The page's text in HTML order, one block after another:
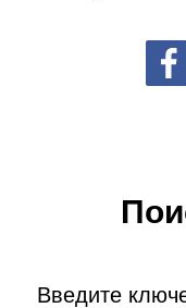
Введите